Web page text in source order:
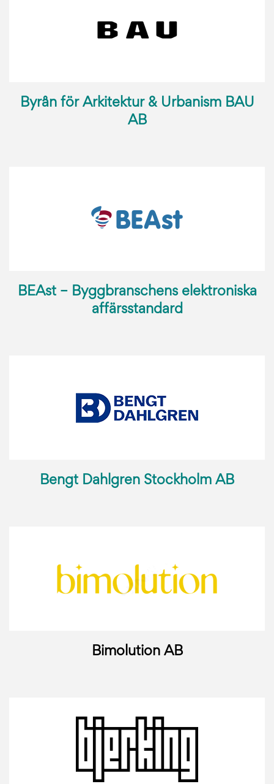
Byrån för Arkitektur & Urbanism BAU
AB
BEAst – Byggbranschens elektroniska
affärsstandard
Bengt Dahlgren Stockholm AB
Bimolution AB